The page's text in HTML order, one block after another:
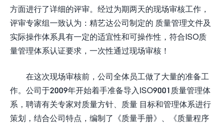
方面进行了详细的评审。经过为期两天的现场审核工作，
评审专家组一致认为：精艺达公司制定的 质量管理文件及
实际操作体系具有一定的适宜性和可操作性，符合ISO质
量管理体系认证要求，一次性通过现场审核！
在这次现场审核前，公司全体员工做了大量的准备工
作。公司于2009年开始着手准备导入ISO9001质量管理体
系，聘请有关专家对质量方针、质量 目标和管理体系进行
策划，结合公司特点，编制了《质量手册》、《质量程序